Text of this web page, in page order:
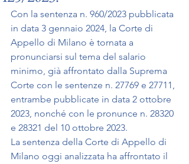
Con la sentenza n. 960/2023 pubblicata
in data 3 gennaio 2024, la Corte di
Appello di Milano è tornata a
pronunciarsi sul tema del salario
minimo, già affrontato dalla Suprema
Corte con le sentenze n. 27769 e 27711,
entrambe pubblicate in data 2 ottobre
2023, nonché con le pronunce n. 28320
e 28321 del 10 ottobre 2023.
La sentenza della Corte di Appello di
Milano oggi analizzata ha affrontato il